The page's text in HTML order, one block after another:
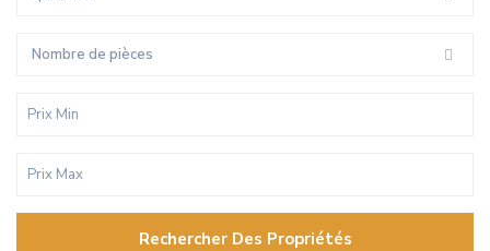
Nombre de pièces
Rechercher Des Propriétés